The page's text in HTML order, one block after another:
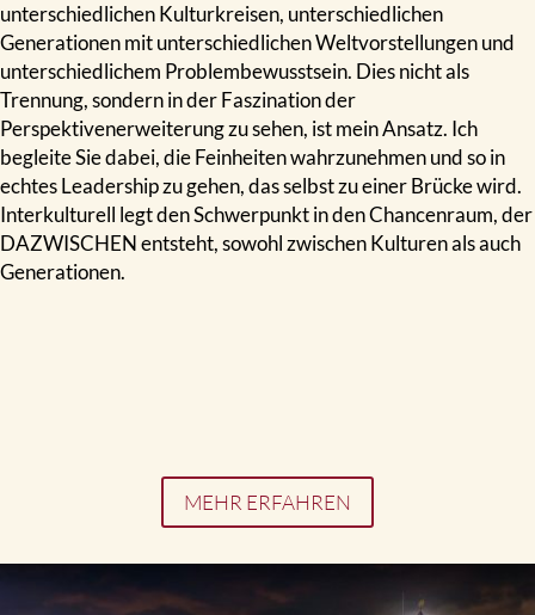
unterschiedlichen Kulturkreisen, unterschiedlichen
Generationen mit unterschiedlichen Weltvorstellungen und
unterschiedlichem Problembewusstsein. Dies nicht als
Trennung, sondern in der Faszination der
Perspektivenerweiterung zu sehen, ist mein Ansatz. Ich
begleite Sie dabei, die Feinheiten wahrzunehmen und so in
echtes Leadership zu gehen, das selbst zu einer Brücke wird.
Interkulturell legt den Schwerpunkt in den Chancenraum, der
DAZWISCHEN entsteht, sowohl zwischen Kulturen als auch
Generationen.
MEHR ERFAHREN